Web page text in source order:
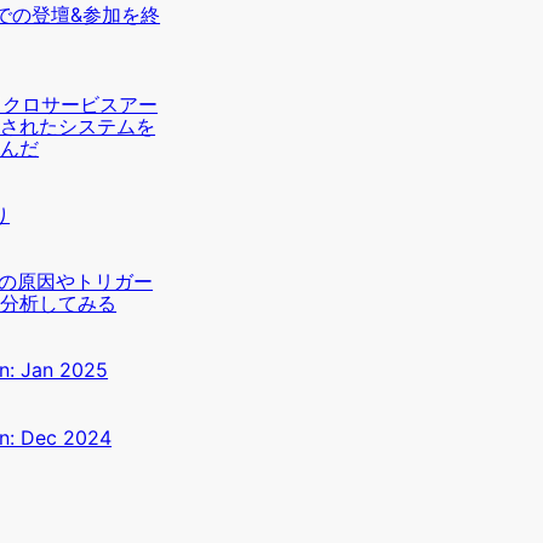
の登壇&参加を終
ロサービスアー
れたシステムを
だ
原因やトリガー
析してみる
Jan 2025
Dec 2024